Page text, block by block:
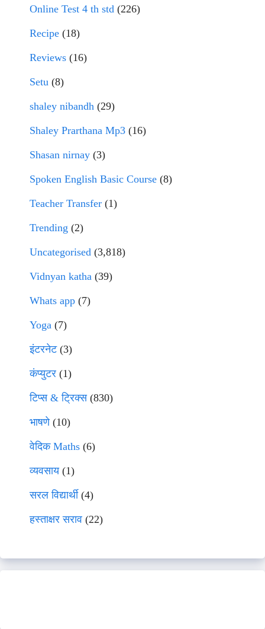
Online Test 4 th std (226)
Recipe (18)
Reviews (16)
Setu (8)
shaley nibandh (29)
Shaley Prarthana Mp3 (16)
Shasan nirnay (3)
Spoken English Basic Course (8)
Teacher Transfer (1)
Trending (2)
Uncategorised (3,818)
Vidnyan katha (39)
Whats app (7)
Yoga (7)
इंटरनेट(3)
कंप्युटर (1)
टिप्स & ट्रिक्स(830)
भाषणे(10)
वेदिक Maths (6)
व्यवसाय(1)
सरल विद्यार्थी(4)
हस्ताक्षर सराव (22)